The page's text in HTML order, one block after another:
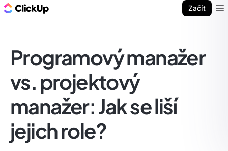
Začít
Programový manažer
vs. projektový
manažer: Jak se liší
jejich role?